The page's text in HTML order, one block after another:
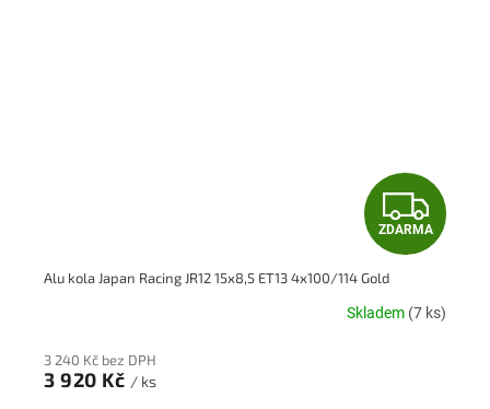
Z
D
A
ZDARMA
Alu kola Japan Racing JR12 15x8,5 ET13 4x100/114 Gold
Skladem (7 ks)
3 240 Kč bez DPH
3 920 Kč / ks